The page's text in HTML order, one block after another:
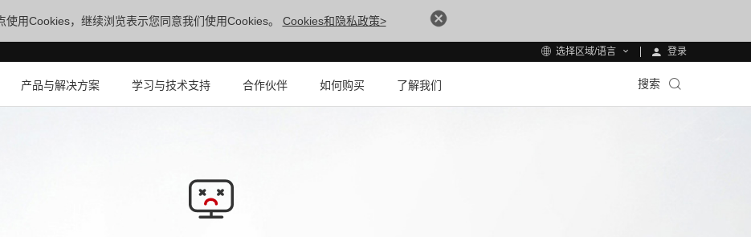
使用Cookies，继续浏览表示您同意我们使用Cookies。 Cookies和隐私政策>
选择区域/语言 登录
产品与解决方案 学习与技术支持 合作伙伴 如何购买 了解我们 搜索